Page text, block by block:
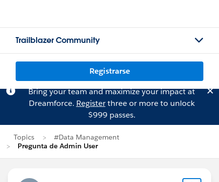
Trailblazer Community
Registrarse
Bring your team and maximize your impact at
Dreamforce. Registerthree or more to unlock
$999 passes.
Topics
#Data Management
Pregunta de Admin User